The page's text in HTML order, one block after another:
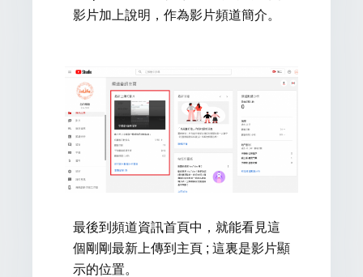
影片加上說明，作為影片頻道簡介。
最後到頻道資訊首頁中，就能看見這
個剛剛最新上傳到主頁 ; 這裏是影片顯
示的位置。